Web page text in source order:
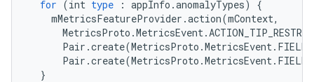
for (int type : appInfo .anomalyTypes)
{
mMetricsFeatureProvider .action(mContext,
MetricsProto .MetricsEvent.
Pair .create(MetricsProto .MetricsEvent.
Pair .create(MetricsProto .MetricsEvent.
}